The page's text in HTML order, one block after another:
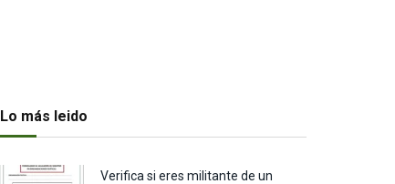
Lo más leido
Verifica si eres militante de un